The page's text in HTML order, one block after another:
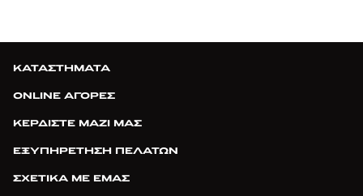
ΚΑΤΑΣΤΗΜΑΤΑ
ONLINE ΑΓΟΡΕΣ
ΚΕΡΔΙΣΤΕ ΜΑΖΙ ΜΑΣ
ΕΞΥΠΗΡΕΤΗΣΗ ΠΕΛΑΤΩΝ
ΣΧΕΤΙΚΑ ΜΕ ΕΜΑΣ